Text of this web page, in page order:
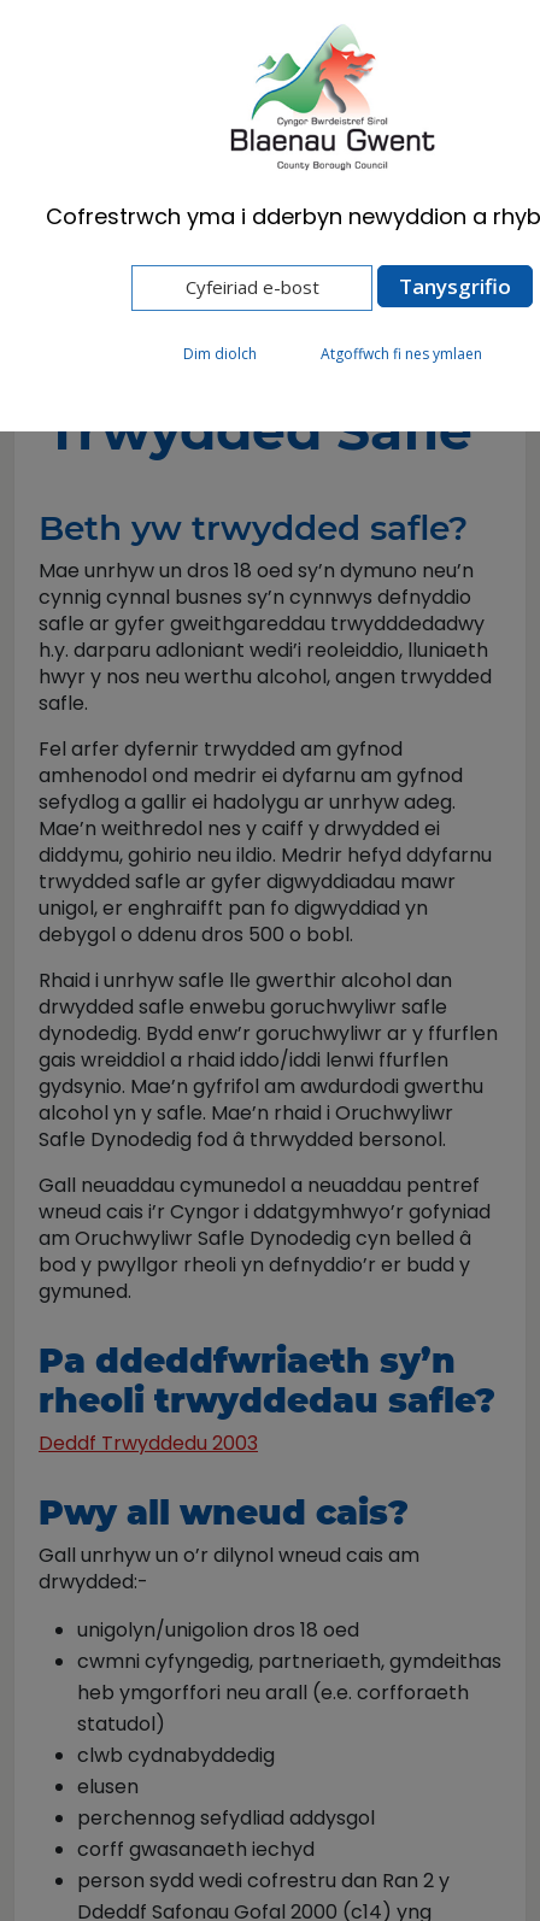
English
Trwyddedau Adloniant ac Alcohol
Trwydded Safle
Trwydded Safle
Beth yw trwydded safle?
Mae unrhyw un dros 18 oed sy’n dymuno neu’n
cynnig cynnal busnes sy’n cynnwys defnyddio
safle ar gyfer gweithgareddau trwydddedadwy
h.y. darparu adloniant wedi’i reoleiddio, lluniaeth
hwyr y nos neu werthu alcohol, angen trwydded
safle.
Fel arfer dyfernir trwydded am gyfnod
amhenodol ond medrir ei dyfarnu am gyfnod
sefydlog a gallir ei hadolygu ar unrhyw adeg.
Mae’n weithredol nes y caiff y drwydded ei
diddymu, gohirio neu ildio. Medrir hefyd ddyfarnu
trwydded safle ar gyfer digwyddiadau mawr
unigol, er enghraifft pan fo digwyddiad yn
debygol o ddenu dros 500 o bobl.
Rhaid i unrhyw safle lle gwerthir alcohol dan
drwydded safle enwebu goruchwyliwr safle
dynodedig. Bydd enw’r goruchwyliwr ar y ffurflen
gais wreiddiol a rhaid iddo/iddi lenwi ffurflen
gydsynio. Mae’n gyfrifol am awdurdodi gwerthu
alcohol yn y safle. Mae’n rhaid i Oruchwyliwr
Safle Dynodedig fod â thrwydded bersonol.
Gall neuaddau cymunedol a neuaddau pentref
wneud cais i’r Cyngor i ddatgymhwyo’r gofyniad
am Oruchwyliwr Safle Dynodedig cyn belled â
bod y pwyllgor rheoli yn defnyddio’r er budd y
gymuned.
Pa ddeddfwriaeth sy’n
rheoli trwyddedau safle?
Deddf Trwyddedu 2003
Pwy all wneud cais?
Gall unrhyw un o’r dilynol wneud cais am
drwydded:-
unigolyn/unigolion dros 18 oed
cwmni cyfyngedig, partneriaeth, gymdeithas
heb ymgorffori neu arall (e.e. corfforaeth
statudol)
clwb cydnabyddedig
elusen
perchennog sefydliad addysgol
corff gwasanaeth iechyd
person sydd wedi cofrestru dan Ran 2 y
Ddeddf Safonau Gofal 2000 (c14) yng
Cofrestrwch yma i dderbyn newyddion a
Dim diolch Atgoffwch fi nes ymlaen